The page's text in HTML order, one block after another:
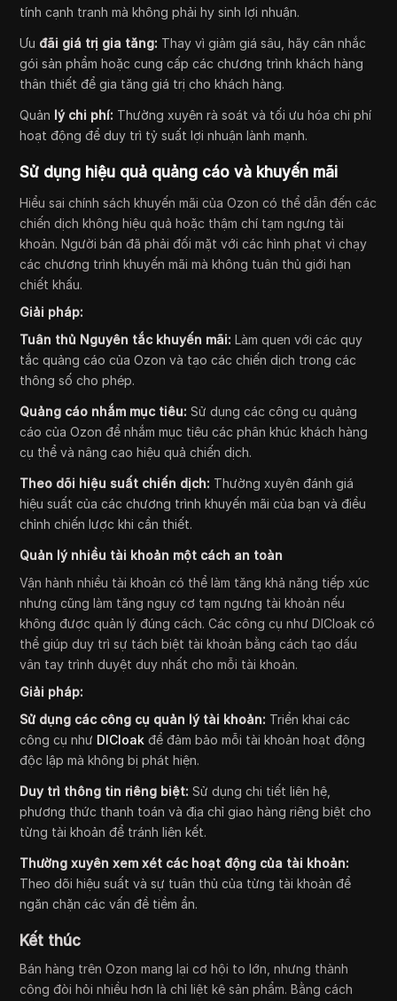
tính cạnh tranh mà không phải hy sinh lợi nhuận.
Ưu đãi giá trị gia tăng: Thay vì giảm giá sâu, hãy cân nhắc
gói sản phẩm hoặc cung cấp các chương trình khách hàng
thân thiết để gia tăng giá trị cho khách hàng.
Quản lý chi phí: Thường xuyên rà soát và tối ưu hóa chi phí
hoạt động để duy trì tỷ suất lợi nhuận lành mạnh.
Sử dụng hiệu quả quảng cáo và khuyến mãi
Hiểu sai chính sách khuyến mãi của Ozon có thể dẫn đến các
chiến dịch không hiệu quả hoặc thậm chí tạm ngưng tài
khoản. Người bán đã phải đối mặt với các hình phạt vì chạy
các chương trình khuyến mãi mà không tuân thủ giới hạn
chiết khấu.
Giải pháp:
Tuân thủ Nguyên tắc khuyến mãi: Làm quen với các quy
tắc quảng cáo của Ozon và tạo các chiến dịch trong các
thông số cho phép.
Quảng cáo nhắm mục tiêu: Sử dụng các công cụ quảng
cáo của Ozon để nhắm mục tiêu các phân khúc khách hàng
cụ thể và nâng cao hiệu quả chiến dịch.
Theo dõi hiệu suất chiến dịch: Thường xuyên đánh giá
hiệu suất của các chương trình khuyến mãi của bạn và điều
chỉnh chiến lược khi cần thiết.
Quản lý nhiều tài khoản một cách an toàn
Vận hành nhiều tài khoản có thể làm tăng khả năng tiếp xúc
nhưng cũng làm tăng nguy cơ tạm ngưng tài khoản nếu
không được quản lý đúng cách. Các công cụ như DICloak có
thể giúp duy trì sự tách biệt tài khoản bằng cách tạo dấu
vân tay trình duyệt duy nhất cho mỗi tài khoản.
Giải pháp:
Sử dụng các công cụ quản lý tài khoản: Triển khai các
công cụ như DICloakđể đảm bảo mỗi tài khoản hoạt động
độc lập mà không bị phát hiện.
Duy trì thông tin riêng biệt: Sử dụng chi tiết liên hệ,
phương thức thanh toán và địa chỉ giao hàng riêng biệt cho
từng tài khoản để tránh liên kết.
Thường xuyên xem xét các hoạt động của tài khoản:
Theo dõi hiệu suất và sự tuân thủ của từng tài khoản để
ngăn chặn các vấn đề tiềm ẩn.
Kết thúc
Bán hàng trên Ozon mang lại cơ hội to lớn, nhưng thành
công đòi hỏi nhiều hơn là chỉ liệt kê sản phẩm. Bằng cách